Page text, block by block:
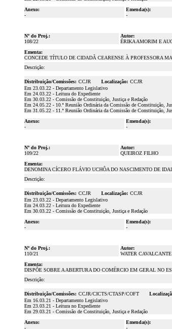
Anexo:
-
Emenda(s):
-
Nº do Proj.:
108/22
Autor:
ÉRIKA AMORIM E
Ementa:
CONCEDE TÍTULO DE CIDADÃ CEARENSE À PROFESSORA
Descrição:
Distribuição/Comissões: CCJR Localização: CCJR
Em 23.03.22 - Departamento Legislativo
Em 24.03.22 - Leitura do Expediente
Em 30.03.22 - Comissão de Constituição, Justiça e Redação
Em 24.05.22 - 10.ª Reunião Ordinária da Comissão de Constituição,
Em 31.05.22 - 11.ª Reunião Ordinária da Comissão de Constituição,
Anexo:
-
Emenda(s):
-
Nº do Proj.:
109/22
Autor:
QUEIROZ FILHO
Ementa:
DENOMINA CÍCERO FLÁVIO UCHÔA DO NASCIMENTO DE
Descrição:
Distribuição/Comissões: CCJR Localização: CCJR
Em 23.03.22 - Departamento Legislativo
Em 24.03.22 - Leitura do Expediente
Em 30.03.22 - Comissão de Constituição, Justiça e Redação
Anexo:
-
Emenda(s):
-
Nº do Proj.:
110/21
Autor:
WATER CAVALCANTE
Ementa:
DISPÕE SOBRE A ABERTURA DO COMÉRCIO EM GERAL NO
Descrição:
Distribuição/Comissões: CCJR/CICTS/CTASP/COFT
Em 16.03.21 - Departamento Legislativo
Em 23.03.21 - Leitura no Expediente
Em 29.03.21 - Comissão de Constituição, Justiça e Redação
Anexo:
-
Emenda(s):
-